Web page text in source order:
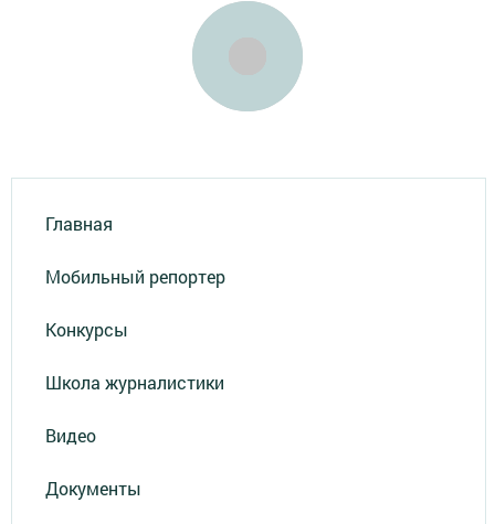
Главная
Мобильный репортер
Конкурсы
Школа журналистики
Видео
Документы